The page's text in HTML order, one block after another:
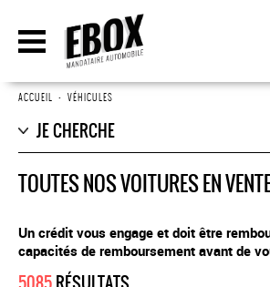
ACCUEIL • VÉHICULES
JE CHERCHE
TOUTES NOS VOITURES EN
Un crédit vous engage et doit être
capacités de remboursement avant de